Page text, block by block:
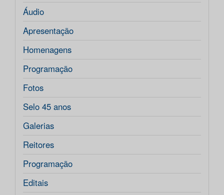
Áudio
Apresentação
Homenagens
Programação
Fotos
Selo 45 anos
Galerias
Reitores
Programação
Editais